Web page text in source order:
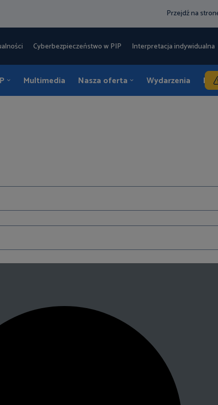
Przejdź na
Cyberbezpieczeństwo w PIP Interpretacja indywidualna
Multimedia Nasza oferta Wydarzenia